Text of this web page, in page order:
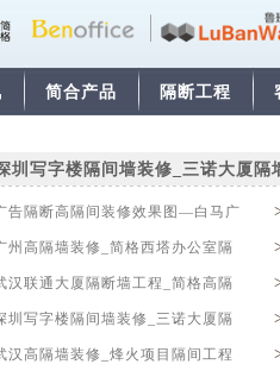
简合产品 隔断工程
圳写字楼隔间墙装修_三诺大厦隔
告隔断高隔间装修效果图—白马广
州高隔墙装修_简格西塔办公室隔
汉联通大厦隔断墙工程_简格高隔
圳写字楼隔间墙装修_三诺大厦隔
汉高隔墙装修_烽火项目隔间工程